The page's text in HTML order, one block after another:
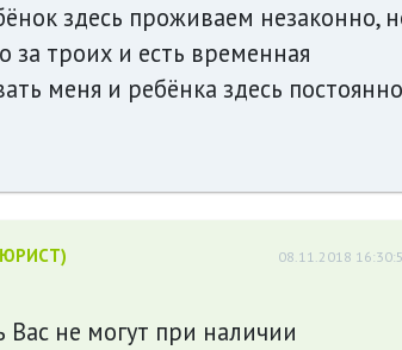
здесь проживаем незаконно,
троих и есть временная
меня и ребёнка здесь
08.11.2018
Вас не могут при наличии